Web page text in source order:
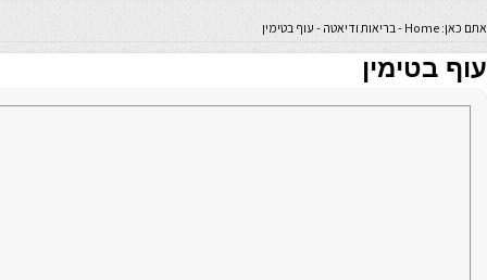
אתם כאן: Home
-בריאות ודיאטה - עוף בטימין
עוף בטימין